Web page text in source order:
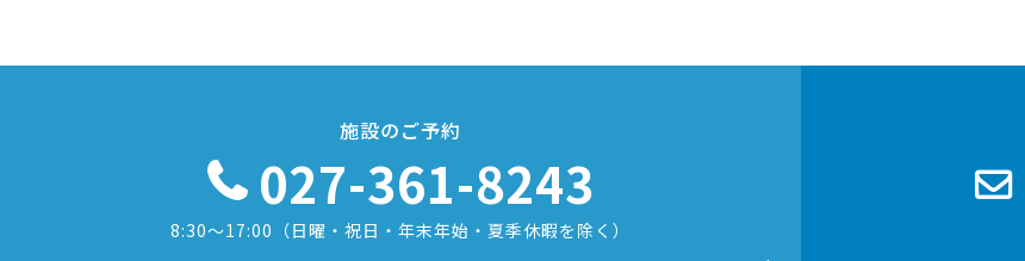
施設のご予約
027-361-8243
8:30〜17:00 （日曜・祝日・年末年始・夏季休暇を除く）